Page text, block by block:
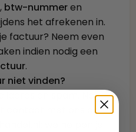
btw-nummeren
het afrekenen in.
factuur? Neem even
indien nodig een
.
niet vinden?
en spam. Nog
contact met ons op via